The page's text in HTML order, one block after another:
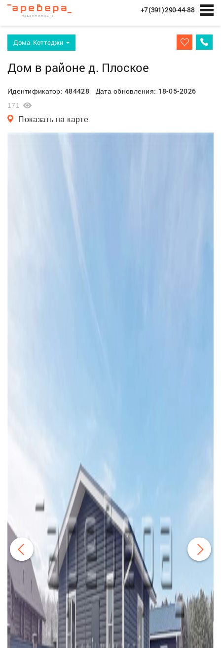
+7 (391) 290-44-88
Дома. Коттеджи
Дом в районе д. Плоское
Идентификатор:484428Дата обновления: 18-05-2026
171
Показать на карте